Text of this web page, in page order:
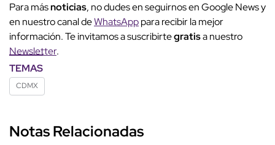
Para másnoticias, no dudes en seguirnos en Google News y
en nuestro canal deWhatsApppara recibir la mejor
información. Te invitamos a suscribirtegratisa nuestro
Newsletter.
TEMAS
CDMX
Notas Relacionadas